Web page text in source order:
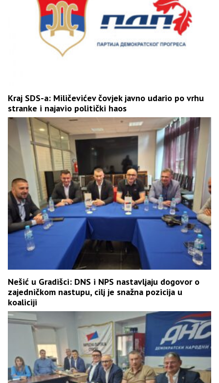
Kraj SDS-a: Miličevićev čovjek javno udario po vrhu
stranke i najavio politički haos
Nešić u Gradišci: DNS i NPS nastavljaju dogovor o
zajedničkom nastupu, cilj je snažna pozicija u
koaliciji